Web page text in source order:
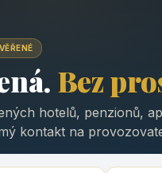
Bez
hotelů, penzionů,
kontakt na